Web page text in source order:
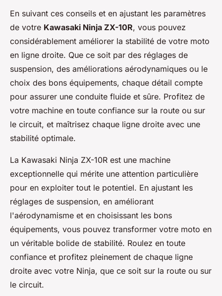
En suivant ces conseils et en ajustant les paramètres
de votre Kawasaki Ninja ZX-10R, vous pouvez
considérablement améliorer la stabilité de votre moto
en ligne droite. Que ce soit par des réglages de
suspension, des améliorations aérodynamiques ou le
choix des bons équipements, chaque détail compte
pour assurer une conduite fluide et sûre. Profitez de
votre machine en toute confiance sur la route ou sur
le circuit, et maîtrisez chaque ligne droite avec une
stabilité optimale.
La Kawasaki Ninja ZX-10R est une machine
exceptionnelle qui mérite une attention particulière
pour en exploiter tout le potentiel. En ajustant les
réglages de suspension, en améliorant
l'aérodynamisme et en choisissant les bons
équipements, vous pouvez transformer votre moto en
un véritable bolide de stabilité. Roulez en toute
confiance et profitez pleinement de chaque ligne
droite avec votre Ninja, que ce soit sur la route ou sur
le circuit.